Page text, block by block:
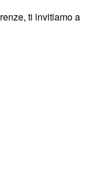
ti invitiamo a